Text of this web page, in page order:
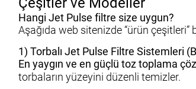
Hangi Jet Pulse filtre size uygun?
Aşağıda web sitenizde “ürün çeşitleri”
1) Torbalı Jet Pulse Filtre Sistemleri
En yaygın ve en güçlü toz toplama
torbaların yüzeyini düzenli temizler.